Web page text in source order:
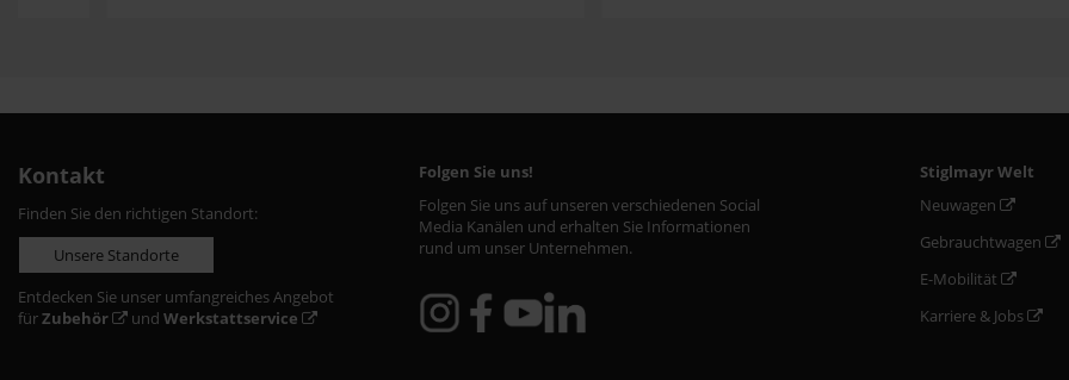
Kontakt
Finden Sie den richtigen Standort:
Unsere Standorte
Entdecken Sie unser umfangreiches Angebot
fürZubehör und Werkstattservice
Folgen Sie uns!
Folgen Sie uns auf unseren verschiedenen Social
Media Kanälen und erhalten Sie Informationen
rund um unser Unternehmen.
Stiglmayr Welt
Neuwagen
Gebrauchtwagen
E-Mobilität
Karriere & Jobs